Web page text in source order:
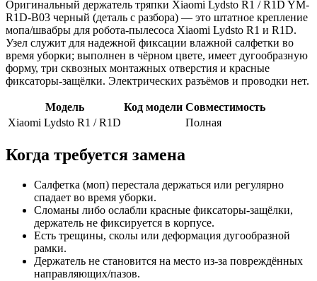
Оригинальный держатель тряпки Xiaomi Lydsto R1 / R1D YM-
R1D-B03 черный (деталь с разбора) — это штатное крепление
мопа/швабры для робота‑пылесоса Xiaomi Lydsto R1 и R1D.
Узел служит для надежной фиксации влажной салфетки во
время уборки; выполнен в чёрном цвете, имеет дугообразную
форму, три сквозных монтажных отверстия и красные
фиксаторы-защёлки. Электрических разъёмов и проводки нет.
Модель Код модели Совместимость
Xiaomi Lydsto R1 / R1D
Полная
Когда требуется замена
Салфетка (моп) перестала держаться или регулярно
спадает во время уборки.
Сломаны либо ослабли красные фиксаторы-защёлки,
держатель не фиксируется в корпусе.
Есть трещины, сколы или деформация дугообразной
рамки.
Держатель не становится на место из-за повреждённых
направляющих/пазов.